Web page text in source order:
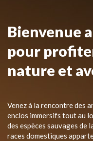
Bienvenue
pour
nature et
Venez à la rencontre des
enclos immersifs tout au
des espèces sauvages de
races domestiques